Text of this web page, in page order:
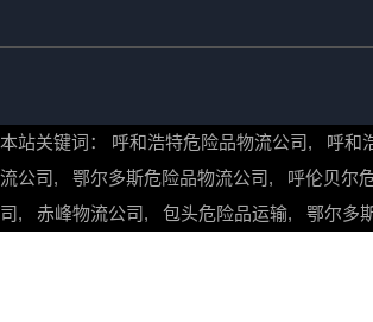
本站关键词： 呼和浩特危险品物流公司, 呼和
流公司, 鄂尔多斯危险品物流公司, 呼伦贝尔
司, 赤峰物流公司, 包头危险品运输, 鄂尔多